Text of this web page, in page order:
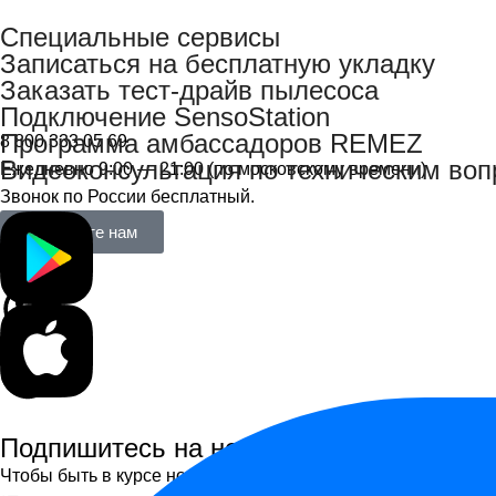
8 800 333 05 69
Ежедневно 9:00 — 21:00 (по московскому времени)
Звонок по России бесплатный.
Напишите нам
Подпишитесь на новости
Чтобы быть в курсе новинок, получать персональные
Специальные сервисы
Записаться на бесплатную укладку
Заказать тест-драйв пылесоса
Подключение SensoStation
Программа амбассадоров REMEZ
Видеоконсультация по техническим